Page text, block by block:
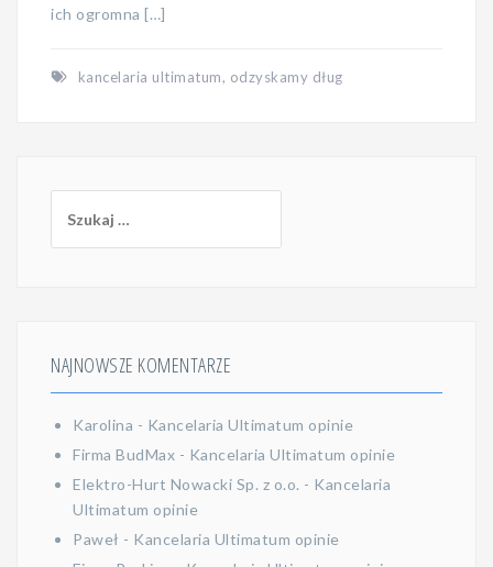
ich ogromna […]
kancelaria ultimatum, odzyskamy dług
NAJNOWSZE KOMENTARZE
Karolina - Kancelaria Ultimatum opinie
Firma BudMax - Kancelaria Ultimatum opinie
Elektro-Hurt Nowacki Sp. z o.o. - Kancelaria
Ultimatum opinie
Paweł - Kancelaria Ultimatum opinie